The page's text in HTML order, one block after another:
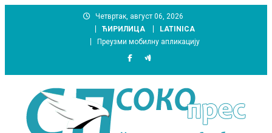
Четвртак, август 06, 2026
ЋИРИЛИЦА
LATINICA
Преузми мобилну апликацију